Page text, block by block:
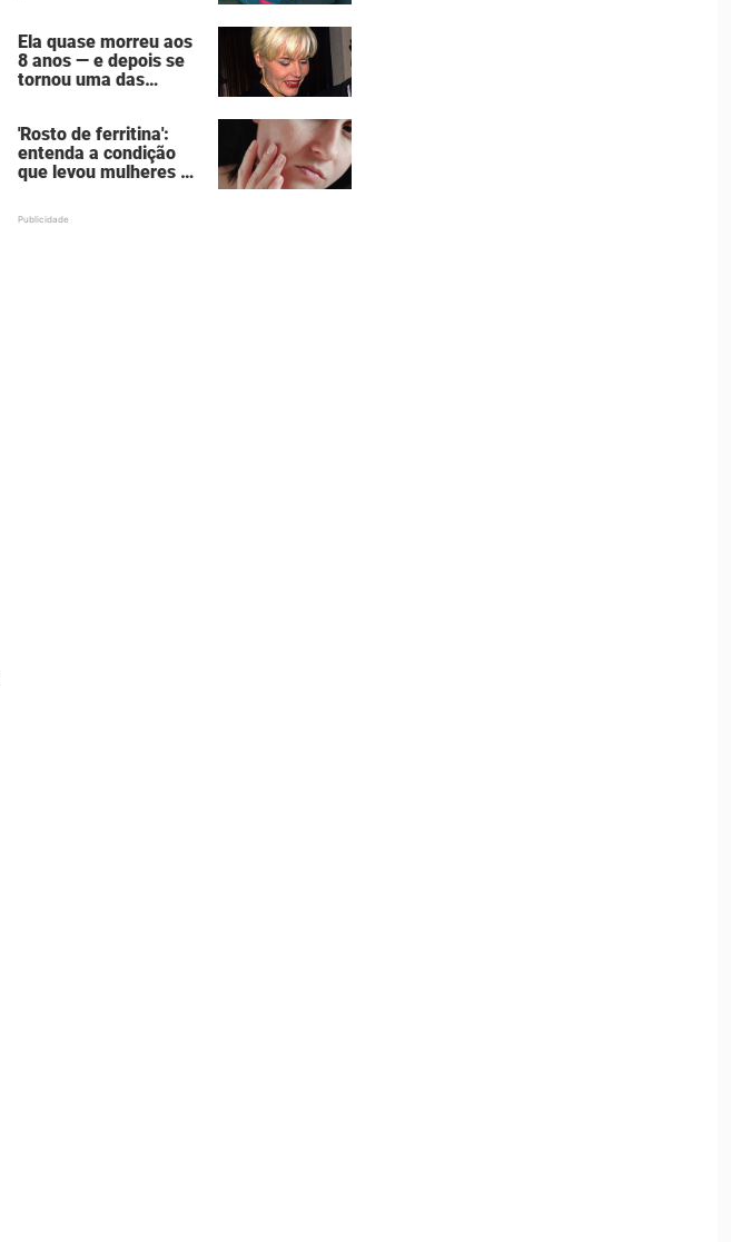
bronzeamento
Ela quase morreu aos
8 anos — e depois se
tornou uma das
Hollywood
'Rosto de ferritina':
entenda a condição
que levou mulheres a
aparência de cansaço